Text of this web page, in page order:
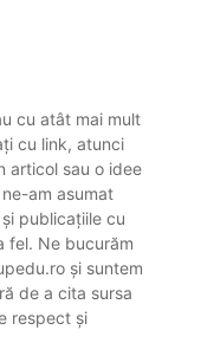
cu atât mai mult
cu link, atunci
articol sau o idee
am asumat
publicațiile cu
fel. Ne bucurăm
și suntem
de a cita sursa
respect și